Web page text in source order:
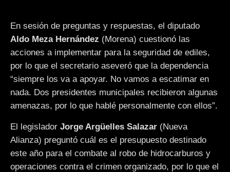
En sesión de preguntas y respuestas, el diputado
Aldo Meza Hernández (Morena) cuestionó las
acciones a implementar para la seguridad de ediles,
por lo que el secretario aseveró que la dependencia
“siempre los va a apoyar. No vamos a escatimar en
nada. Dos presidentes municipales recibieron algunas
amenazas, por lo que hablé personalmente con ellos”.
El legislador Jorge Argüelles Salazar (Nueva
Alianza) preguntó cuál es el presupuesto destinado
este año para el combate al robo de hidrocarburos y
operaciones contra el crimen organizado, por lo que el